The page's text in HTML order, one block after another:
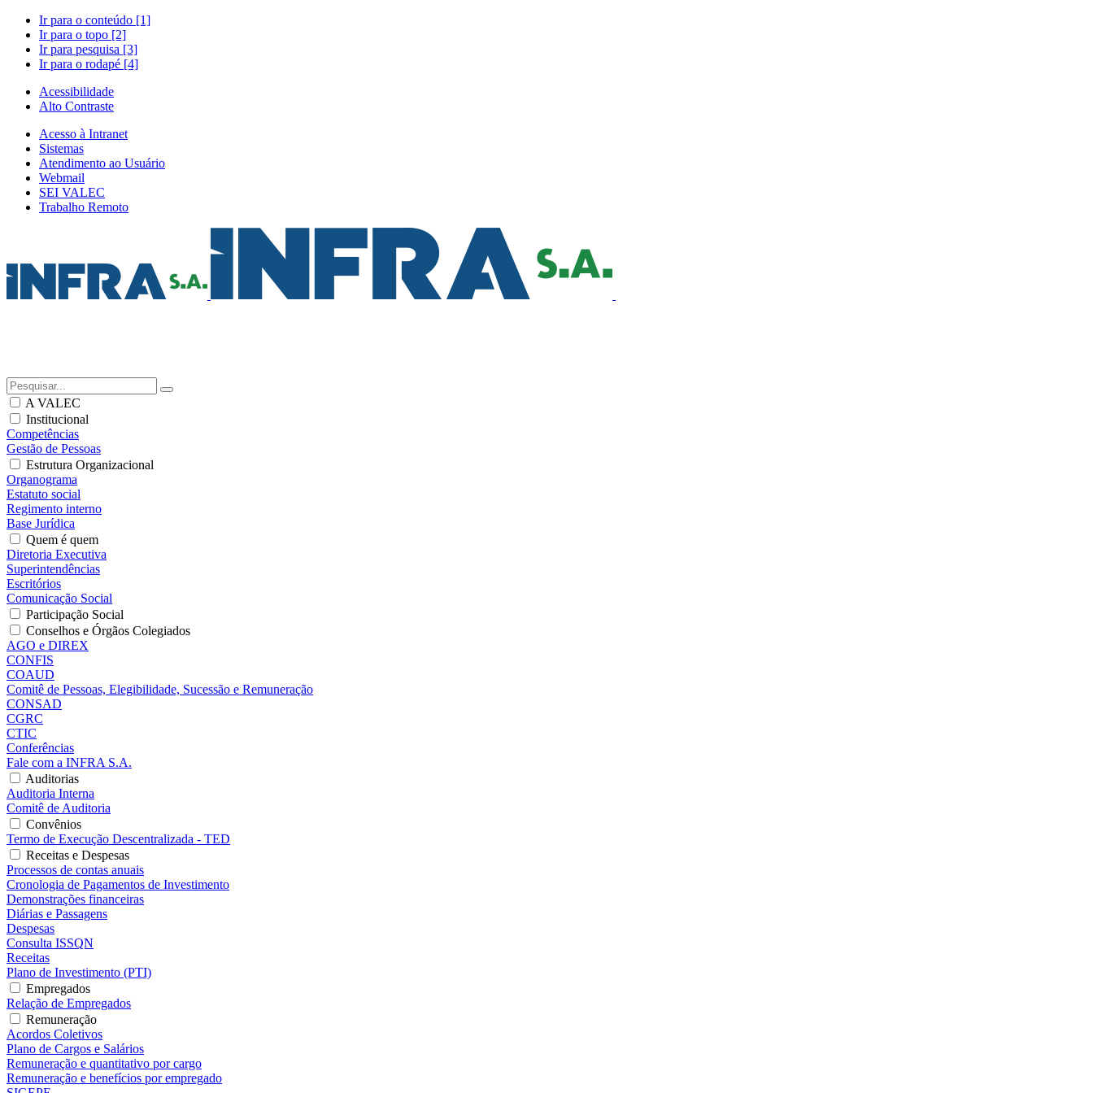
Ir para o conteúdo [1]
Ir para o topo [2]
Ir para pesquisa [3]
Ir para o rodapé [4]
Acessibilidade
Alto Contraste
Acesso à Intranet
Sistemas
Atendimento ao Usuário
Webmail
SEI VALEC
Trabalho Remoto
A VALEC
Institucional
Competências
Gestão de Pessoas
Estrutura Organizacional
Organograma
Estatuto social
Regimento interno
Base Jurídica
Quem é quem
Diretoria Executiva
Superintendências
Escritórios
Comunicação Social
Participação Social
Conselhos e Órgãos Colegiados
AGO e DIREX
CONFIS
COAUD
Comitê de Pessoas, Elegibilidade, Sucessão e Remuneração
CONSAD
CGRC
CTIC
Conferências
Fale com a INFRA S.A.
Auditorias
Auditoria Interna
Comitê de Auditoria
Convênios
Termo de Execução Descentralizada - TED
Receitas e Despesas
Processos de contas anuais
Cronologia de Pagamentos de Investimento
Demonstrações financeiras
Diárias e Passagens
Despesas
Consulta ISSQN
Receitas
Plano de Investimento (PTI)
Empregados
Relação de Empregados
Remuneração
Acordos Coletivos
Plano de Cargos e Salários
Remuneração e quantitativo por cargo
Remuneração e benefícios por empregado